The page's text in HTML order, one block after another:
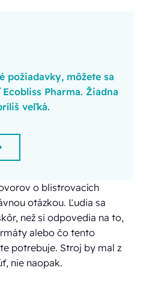
požiadavky, môžete sa
Pharma. Žiadna
veľká.
o blistrovacích
otázkou. Ľudia sa
než si odpovedia na to,
alebo čo tento
potrebuje. Stroj by mal z
nie naopak.